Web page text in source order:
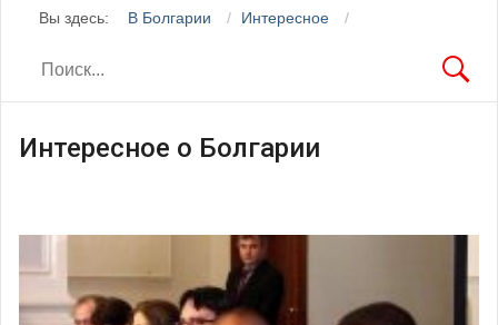
Вы здесь: В Болгарии Интересное
Интересное о Болгарии